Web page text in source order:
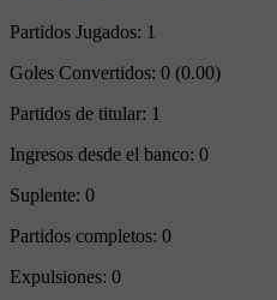
Partidos Jugados: 1
Goles Convertidos: 0 (0.00)
Partidos de titular: 1
Ingresos desde el banco: 0
Suplente: 0
Partidos completos: 0
Expulsiones: 0